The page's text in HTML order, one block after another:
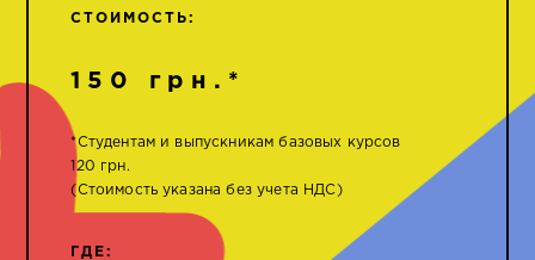
СТОИМОСТЬ:
150 грн.*
*Студентам и выпускникам базовых курсов
120 грн.
(Стоимость указана без учета НДС)
ГДЕ: